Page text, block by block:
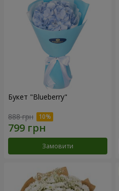
Букет "Blueberry"
888 грн
Замовити